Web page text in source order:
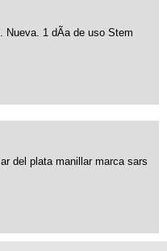
Nueva. 1 dÃ­a de uso Stem
del plata manillar marca sars